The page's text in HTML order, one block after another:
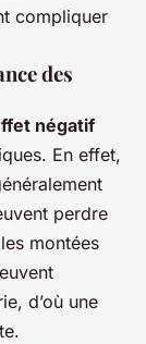
compliquer
des
négatif
En effet,
perdre
montées
d’où une